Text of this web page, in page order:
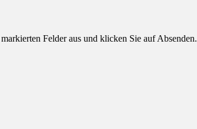
Felder aus und klicken Sie auf Absenden.